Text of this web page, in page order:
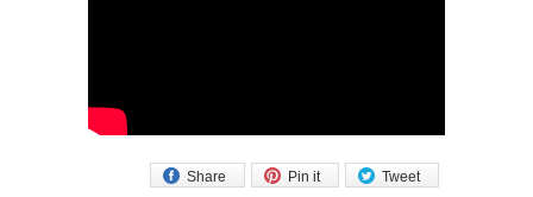
Tweet
Pin it
Share